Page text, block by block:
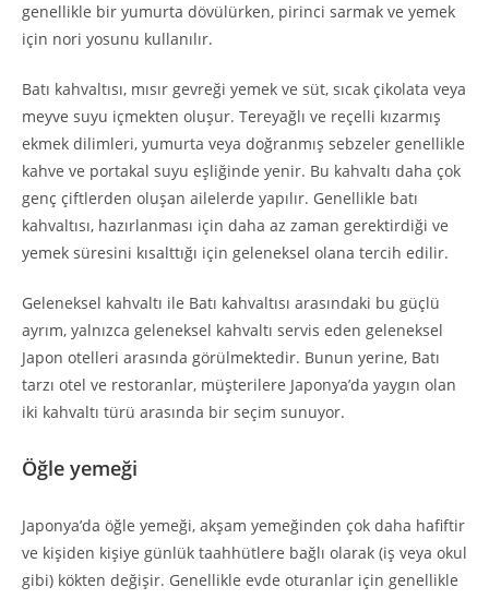
genellikle bir yumurta dövülürken, pirinci sarmak ve yemek
için nori yosunu kullanılır.
Batı kahvaltısı, mısır gevreği yemek ve süt, sıcak çikolata veya
meyve suyu içmekten oluşur. Tereyağlı ve reçelli kızarmış
ekmek dilimleri, yumurta veya doğranmış sebzeler genellikle
kahve ve portakal suyu eşliğinde yenir. Bu kahvaltı daha çok
genç çiftlerden oluşan ailelerde yapılır. Genellikle batı
kahvaltısı, hazırlanması için daha az zaman gerektirdiği ve
yemek süresini kısalttığı için geleneksel olana tercih edilir.
Geleneksel kahvaltı ile Batı kahvaltısı arasındaki bu güçlü
ayrım, yalnızca geleneksel kahvaltı servis eden geleneksel
Japon otelleri arasında görülmektedir. Bunun yerine, Batı
tarzı otel ve restoranlar, müşterilere Japonya’da yaygın olan
iki kahvaltı türü arasında bir seçim sunuyor.
Öğle yemeği
Japonya’da öğle yemeği, akşam yemeğinden çok daha hafiftir
ve kişiden kişiye günlük taahhütlere bağlı olarak (iş veya okul
gibi) kökten değişir. Genellikle evde oturanlar için genellikle